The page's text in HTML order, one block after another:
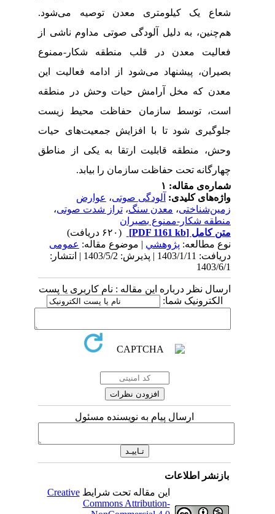
شعاع یک کیلومتری معدن توصیه می‌شود.
هم‌چنین،به دلیل آلودگی صوتی مداوم ناشی از
فعالیت معدن در قلب منطقه شکار-ممنوع
بصیران، پیشنهاد می‌شود از ادامه فعالیت این
معدن که مخل آرامش حیات وحش در منطقه
است، توسط سازمان حفاظت محیط زیست
جلوگیری شود تا با افزایش جمعیت‌های حیات
وحش، منطقه قابلیت ارتقا به یکی از مناطق
چهارگانه تحت حفاظت سازمان را بیابد.
شماره‌ی مقاله: ۱
واژه‌های کلیدی:آلودگی صوتی،عوارض
زمین‌شناختی،معدن سنگ،تراز شدت صوتی،
منطقه شکار-ممنوع‌ بصیران
متن کامل[PDF 1161 kb]
نوع مطالعه:پژوهشي| موضوع مقاله:عمومی
دریافت: 1403/1/11 | پذیرش: 1403/5/2 | انتشار:
1403/6/1
ارسال نظر درباره این مقاله : نام کاربری یا پست
الکترونیک شما:
ارسال پیام به نویسنده مسئول
بازنشر اطلاعات
این مقاله تحت شرایطCreative
Commons Attribution-